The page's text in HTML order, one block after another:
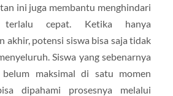
ini juga membantu menghindari
terlalu cepat. Ketika hanya
akhir, potensi siswa bisa saja tidak
Siswa yang sebenarnya
belum maksimal di satu momen
dipahami prosesnya melalui